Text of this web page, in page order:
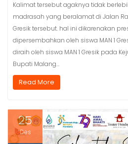
Kalimat tersebut agaknya tidak
madrasah yang beralamat di Jalan
Gresik tersebut. hal ini dikarenakan
dipersembahkan oleh siswa MAN 1
diraih oleh siswa MAN 1 Gresik pada
Bupati Malang…
Read More
25
Des